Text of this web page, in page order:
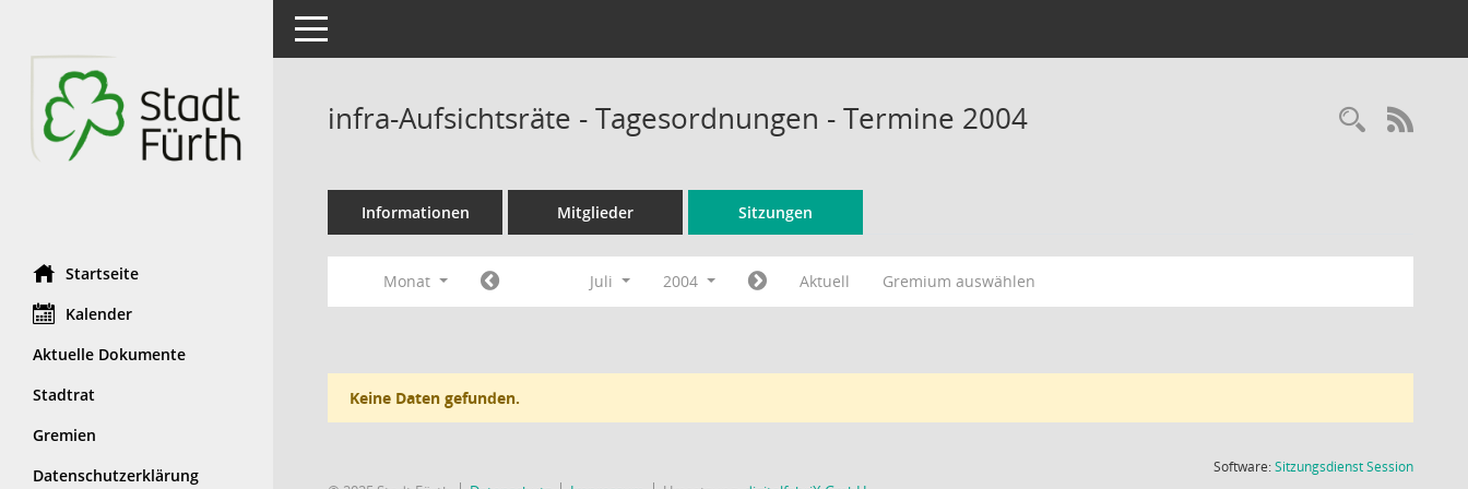
Startseite
Kalender
Aktuelle Dokumente
Stadtrat
Gremien
Datenschutzerklärung
Toggle navigation
infra-Aufsichtsräte - Tagesordnungen - Termine 2004
Informationen Mitglieder Sitzungen
Monat Juli 2004 Aktuell Gremium auswählen
Keine Daten gefunden.
Software:SitzungsdienstSession(Wird in